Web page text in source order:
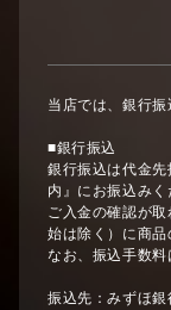
当店では、銀行振
■銀行振込
銀行振込は代金
内』にお振込みく
ご入金の確認が
始は除く）に商品
なお、振込手数料
振込先：みずほ